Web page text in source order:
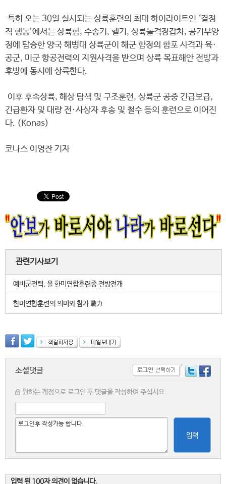
특히 오는 30일 실시되는 상륙훈련의 최대 하이라이트인 ‘결정
적 행동’에서는 상륙함, 수송기, 헬기, 상륙돌격장갑차, 공기부양
정에 탑승한 양국 해병대 상륙군이 해군 함정의 함포 사격과 육·
공군, 미군 항공전력의 지원사격을 받으며 상륙 목표해안 전방과
후방에 동시에 상륙한다.
이후 후속상륙, 해상 탐색 및 구조훈련, 상륙군 공중 긴급보급,
긴급환자 및 대량 전·사상자 후송 및 철수 등의 훈련으로 이어진
다. (Konas)
코나스 이영찬 기자
관련기사보기
예비군전력, 올 한미연합훈련중 전방전개
한미연합훈련의 의미와 참가 戰力
소셜댓글
원하는 계정으로 로그인 후 댓글을 작성하여 주십시요.
입력
입력 된 100자 의견이 없습니다.